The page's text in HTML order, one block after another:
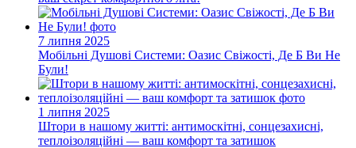
7 липня 2025
Мобільні Душові Системи: Оазис Свіжості, Де Б Ви Не
Були!
1 липня 2025
Штори в нашому житті: антимоскітні, сонцезахисні,
теплоізоляційні — ваш комфорт та затишок